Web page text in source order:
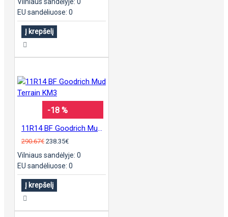
EU sandėliuose: 0
Į krepšelį
-18 %
290.67€ 238.35€
Vilniaus sandėlyje: 0
EU sandėliuose: 0
Į krepšelį